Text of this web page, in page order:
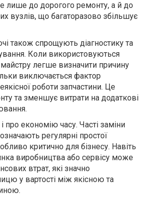
лише до дорогого ремонту, а й до
вузлів, що багаторазово збільшує
також спрощують діагностику та
Коли використовуються
майстру легше визначити причину
виключається фактор
роботи запчастини. Це
та зменшує витрати на додаткові
про економію часу. Часті заміни
регулярні простої
критично для бізнесу. Навіть
виробництва або сервісу може
втрат, які значно
у вартості між якісною та